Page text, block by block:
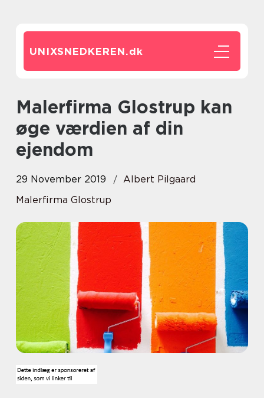
UNIXSNEDKEREN.dk
Malerfirma Glostrup kan
øge værdien af din
ejendom
29 November 2019
Albert Pilgaard
Malerfirma Glostrup